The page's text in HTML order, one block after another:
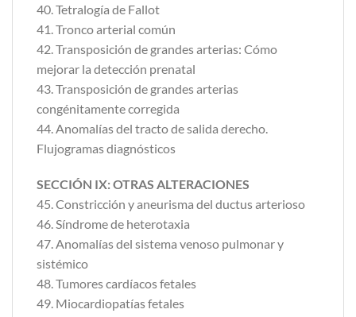
40. Tetralogía de Fallot
41. Tronco arterial común
42. Transposición de grandes arterias: Cómo
mejorar la detección prenatal
43. Transposición de grandes arterias
congénitamente corregida
44. Anomalías del tracto de salida derecho.
Flujogramas diagnósticos
SECCIÓN IX: OTRAS ALTERACIONES
45. Constricción y aneurisma del ductus arterioso
46. Síndrome de heterotaxia
47. Anomalías del sistema venoso pulmonar y
sistémico
48. Tumores cardíacos fetales
49. Miocardiopatías fetales